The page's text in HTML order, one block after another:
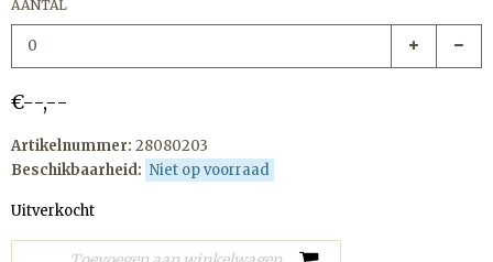
AANTAL
€--,--
Artikelnummer: 28080203
Beschikbaarheid: Niet op voorraad
Uitverkocht